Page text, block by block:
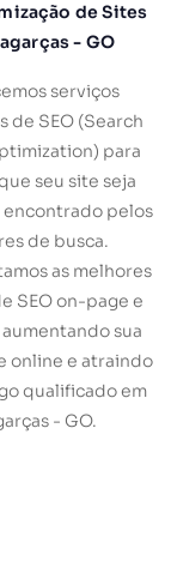
de Sites
- GO
serviços
de SEO (Search
para
seu site seja
pelos
de busca.
as melhores
SEO on-page e
sua
online e atraindo
qualificado em
- GO.